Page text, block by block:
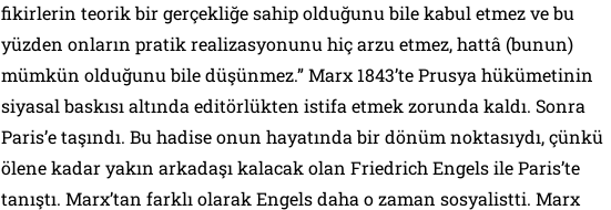
fikirlerin teorik bir gerçekliğe sahip olduğunu bile kabul etmez ve bu
yüzden onların pratik realizasyonunu hiç arzu etmez, hattâ (bunun)
mümkün olduğunu bile düşünmez.” Marx 1843’te Prusya hükümetinin
siyasal baskısı altında editörlükten istifa etmek zorunda kaldı. Sonra
Paris’e taşındı. Bu hadise onun hayatında bir dönüm noktasıydı, çünkü
ölene kadar yakın arkadaşı kalacak olan Friedrich Engels ile Paris’te
tanıştı. Marx’tan farklı olarak Engels daha o zaman sosyalistti. Marx